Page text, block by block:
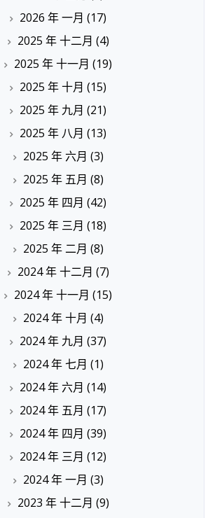
2026 年 一月 (17)
2025 年 十二月 (4)
2025 年 十一月 (19)
2025 年 十月 (15)
2025 年 九月 (21)
2025 年 八月 (13)
2025 年 六月 (3)
2025 年 五月 (8)
2025 年 四月 (42)
2025 年 三月 (18)
2025 年 二月 (8)
2024 年 十二月 (7)
2024 年 十一月 (15)
2024 年 十月 (4)
2024 年 九月 (37)
2024 年 七月 (1)
2024 年 六月 (14)
2024 年 五月 (17)
2024 年 四月 (39)
2024 年 三月 (12)
2024 年 一月 (3)
2023 年 十二月 (9)